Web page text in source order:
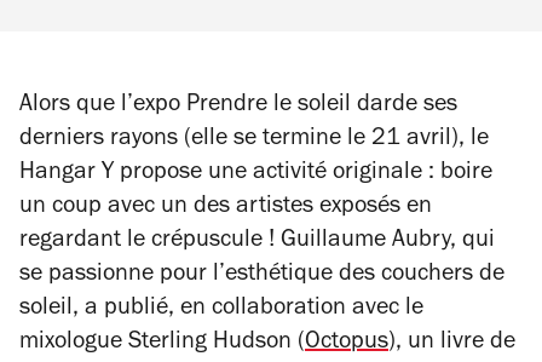
Alors que l’expo Prendre le soleil darde ses
derniers rayons (elle se termine le 21 avril), le
Hangar Y propose une activité originale : boire
un coup avec un des artistes exposés en
regardant le crépuscule ! Guillaume Aubry, qui
se passionne pour l’esthétique des couchers de
soleil, a publié, en collaboration avec le
mixologue Sterling Hudson (Octopus), un livre de